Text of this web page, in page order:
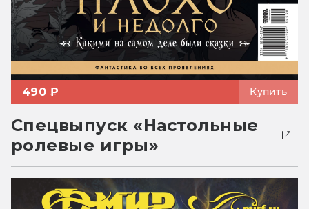
490 ₽ Купить
Спецвыпуск «Настольные
ролевые игры»